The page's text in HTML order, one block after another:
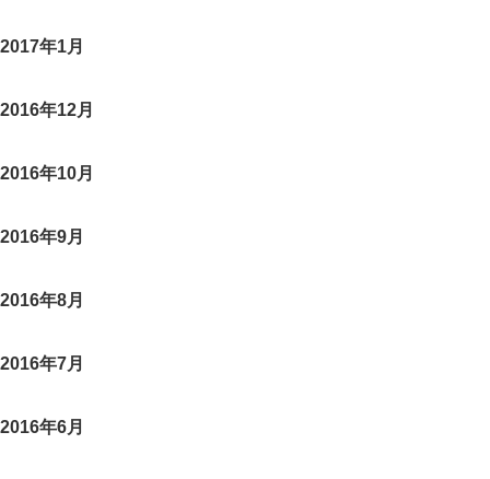
2017年1月
2016年12月
2016年10月
2016年9月
2016年8月
2016年7月
2016年6月